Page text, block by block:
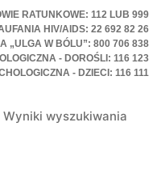
RATUNKOWE: 112 LUB 999
HIV/AIDS: 22 692 82 26
„ULGA W BÓLU”: 800 706 838
- DOROŚLI: 116 123
- DZIECI: 116 111
Wyniki wyszukiwania